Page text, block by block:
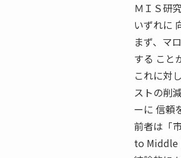
ＭＩＳ研
いずれに
まず、マ
する こと
これに対
ストの削
ーに 信頼
前者は「
to Middle